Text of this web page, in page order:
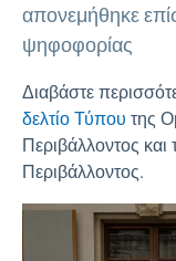
απονεμήθηκε
ψηφοφορίας
Διαβάστε
δελτίο Τύπου της
Περιβάλλοντος
Περιβάλλοντος.